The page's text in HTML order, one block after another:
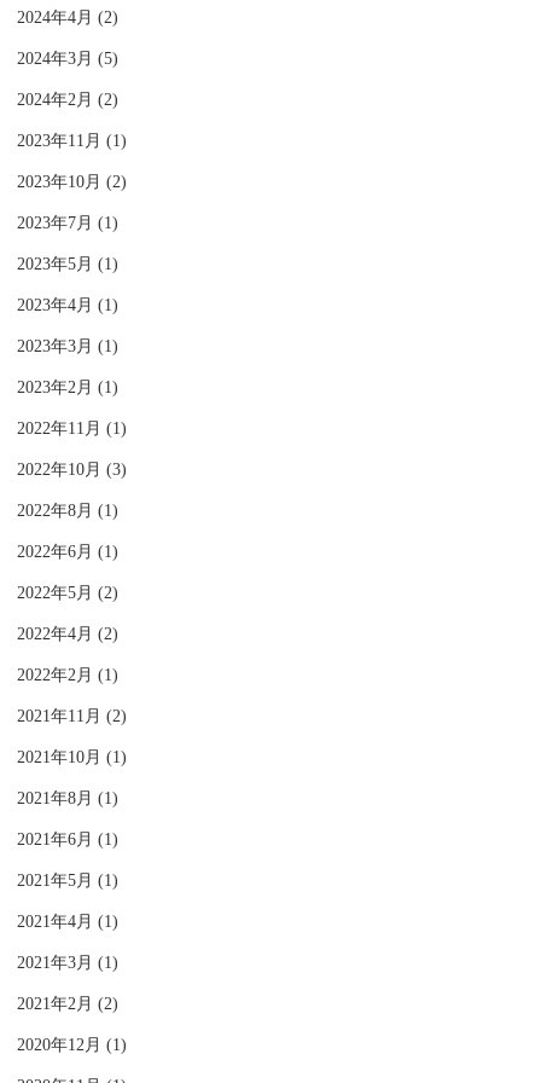
2024年4月 (2)
2024年3月 (5)
2024年2月 (2)
2023年11月 (1)
2023年10月 (2)
2023年7月 (1)
2023年5月 (1)
2023年4月 (1)
2023年3月 (1)
2023年2月 (1)
2022年11月 (1)
2022年10月 (3)
2022年8月 (1)
2022年6月 (1)
2022年5月 (2)
2022年4月 (2)
2022年2月 (1)
2021年11月 (2)
2021年10月 (1)
2021年8月 (1)
2021年6月 (1)
2021年5月 (1)
2021年4月 (1)
2021年3月 (1)
2021年2月 (2)
2020年12月 (1)